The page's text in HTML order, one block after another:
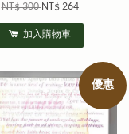
NT$ 300NT$ 264
加入購物車
優惠